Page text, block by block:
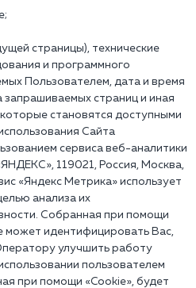
страницы), технические
и программного
Пользователем, дата и время
запрашиваемых страниц и иная
становятся доступными
Сайта
сервиса веб-аналитики
119021, Россия, Москва,
«Яндекс Метрика» использует
анализа их
Собранная при помощи
может идентифицировать Вас,
улучшить работу
пользователем
при помощи «Cookie», будет